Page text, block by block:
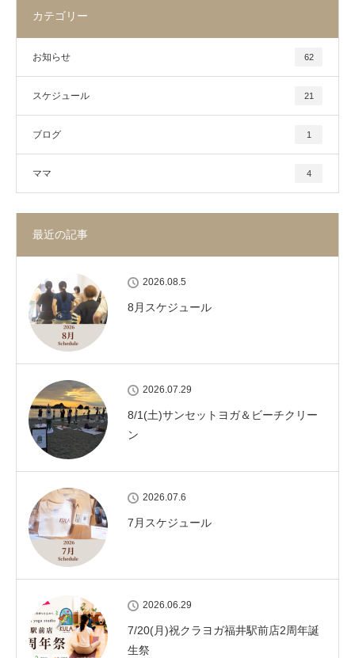
カテゴリー
お知らせ 62
スケジュール 21
ブログ 1
ママ 4
最近の記事
2026.08.5
8月スケジュール
2026.07.29
8/1(土)サンセットヨガ＆ビーチクリー
ン
2026.07.6
7月スケジュール
2026.06.29
7/20(月)祝クラヨガ福井駅前店2周年誕
生祭